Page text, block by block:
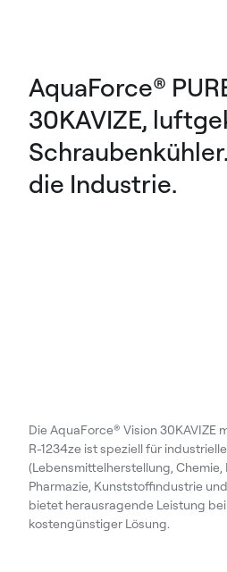
AquaForce®
30KAVIZE,
die Industrie.
Die AquaForce® Vision 30KAVIZE
R-1234ze ist speziell für
(Lebensmittelherstellung, Chemie,
Pharmazie, Kunststoffindustrie
bietet herausragende Leistung
kostengünstiger Lösung.